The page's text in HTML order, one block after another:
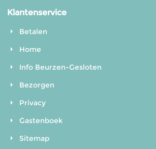
Klantenservice
Betalen
Home
Info Beurzen-Gesloten
Bezorgen
Privacy
Gastenboek
Sitemap